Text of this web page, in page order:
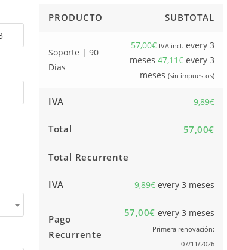
PRODUCTO SUBTOTAL
Soporte | 90
Días
57,00€ IVA incl. every 3
meses 47,11€ every 3
meses (sin impuestos)
IVA 9,89€
Total 57,00€
Total Recurrente
IVA 9,89€every 3 meses
Pago
Recurrente
57,00€ every 3 meses
Primera renovación:
07/11/2026
cualquiera que quiera saber
sobre criptomonedas.
Alicia A.
Comercial
Sara Montero